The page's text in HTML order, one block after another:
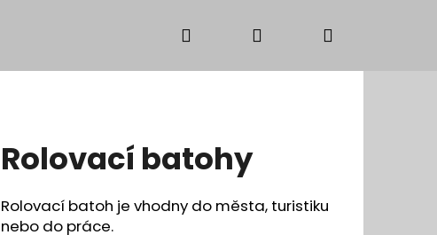
Přihlášení
Rolovací batohy
Rolovací batoh je vhodny do města, turistiku
nebo do práce.